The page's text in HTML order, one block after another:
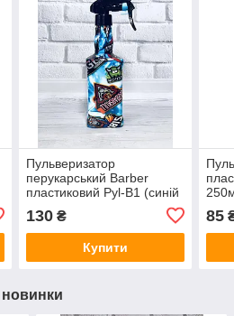
Пульверизатор
перукарський Barber
пластиковий Pyl-B1 (синій
130₴
Купити
85
новинки